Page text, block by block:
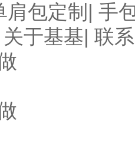
肩包定制 | 手
关于基基| 联